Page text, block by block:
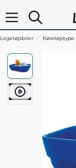
Legetøjsbiler Køretøjstype